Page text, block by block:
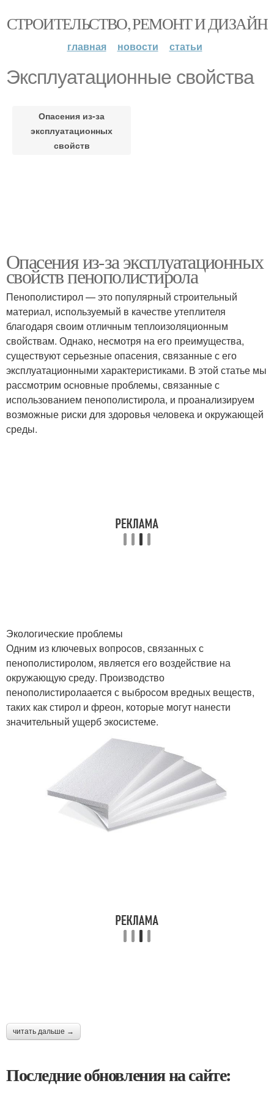
СТРОИТЕЛЬСТВО, РЕМОНТ И ДИЗАЙН
главная новости статьи
Эксплуатационные свойства
Опасения из-за
эксплуатационных
свойств
Опасения из-за эксплуатационных
свойств пенополистирола
Пенополистирол — это популярный строительный
материал, используемый в качестве утеплителя
благодаря своим отличным теплоизоляционным
свойствам. Однако, несмотря на его преимущества,
существуют серьезные опасения, связанные с его
эксплуатационными характеристиками. В этой статье мы
рассмотрим основные проблемы, связанные с
использованием пенополистирола, и проанализируем
возможные риски для здоровья человека и окружающей
среды.
Экологические проблемы
Одним из ключевых вопросов, связанных с
пенополистиролом, является его воздействие на
окружающую среду. Производство
пенополистиролаается с выбросом вредных веществ,
таких как стирол и фреон, которые могут нанести
значительный ущерб экосистеме.
читать дальше →
Последние обновления на сайте: